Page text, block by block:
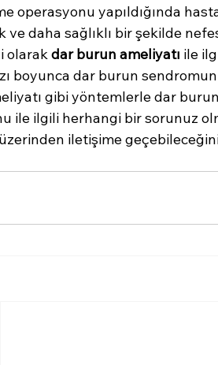
operasyonu yapıldığında
daha sağlıklı bir şekilde
olarak dar burun ameliyatı ile
boyunca dar burun
gibi yöntemlerle dar burun
ile ilgili herhangi bir sorunuz
iletişime